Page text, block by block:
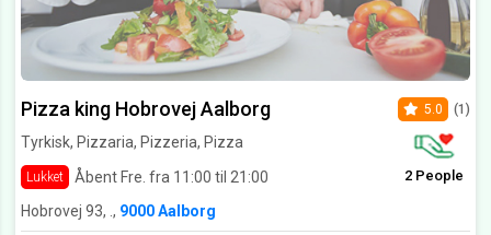
Pizza king Hobrovej Aalborg
Tyrkisk, Pizzaria, Pizzeria, Pizza
Lukket Åbent Fre. fra 11:00 til 21:00
5.0 (1)
2 People
Hobrovej 93, ., 9000 Aalborg